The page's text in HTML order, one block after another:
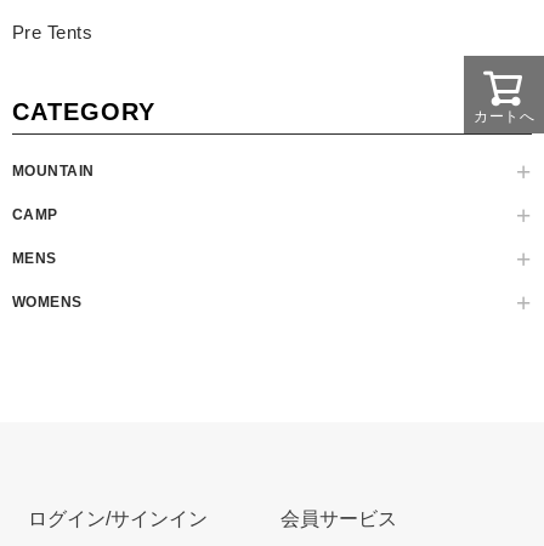
Pre Tents
CATEGORY
MOUNTAIN
CAMP
MENS
WOMENS
カートへ
ログイン/サインイン 会員サービス